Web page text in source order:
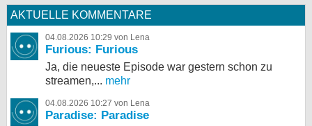
AKTUELLE KOMMENTARE
04.08.2026 10:29 von Lena
Furious: Furious
Ja, die neueste Episode war gestern schon zu
streamen,... mehr
04.08.2026 10:27 von Lena
Paradise: Paradise